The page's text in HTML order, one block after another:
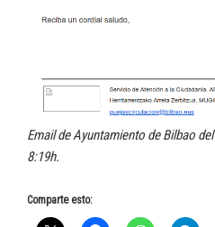
Email de Ayuntamiento de Bilbao
8:19h.
Comparte esto: